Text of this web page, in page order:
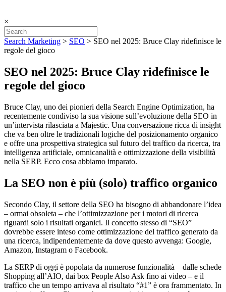
×
Search Marketing > SEO > SEO nel 2025: Bruce Clay ridefinisce le
regole del gioco
SEO nel 2025: Bruce Clay ridefinisce le
regole del gioco
Bruce Clay, uno dei pionieri della Search Engine Optimization, ha
recentemente condiviso la sua visione sull’evoluzione della SEO in
un’intervista rilasciata a Majestic. Una conversazione ricca di insight
che va ben oltre le tradizionali logiche del posizionamento organico
e offre una prospettiva strategica sul futuro del traffico da ricerca, tra
intelligenza artificiale, omnicanalità e ottimizzazione della visibilità
nella SERP. Ecco cosa abbiamo imparato.
La SEO non è più (solo) traffico organico
Secondo Clay, il settore della SEO ha bisogno di abbandonare l’idea
– ormai obsoleta – che l’ottimizzazione per i motori di ricerca
riguardi solo i risultati organici. Il concetto stesso di “SEO”
dovrebbe essere inteso come ottimizzazione del traffico generato da
una ricerca, indipendentemente da dove questo avvenga: Google,
Amazon, Instagram o Facebook.
La SERP di oggi è popolata da numerose funzionalità – dalle schede
Shopping all’AIO, dai box People Also Ask fino ai video – e il
traffico che un tempo arrivava al risultato “#1” è ora frammentato. In